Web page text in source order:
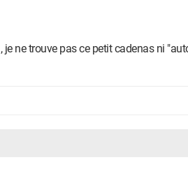
ne trouve pas ce petit cadenas ni